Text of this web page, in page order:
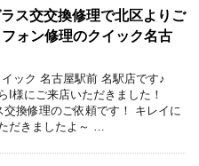
ス交交換修理で北区よりご
ォン修理のクイック名古
ック 名古屋駅前 名駅店です♪
I様にご来店いただきました！
交換修理のご依頼です！ キレイに
だきましたよ～ …